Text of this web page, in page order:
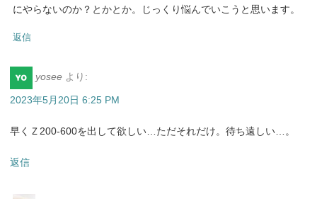
にやらないのか？とかとか。じっくり悩んでいこうと思います。
返信
yosee より:
2023年5月20日 6:25 PM
早くＺ200-600を出して欲しい…ただそれだけ。待ち遠しい…。
返信